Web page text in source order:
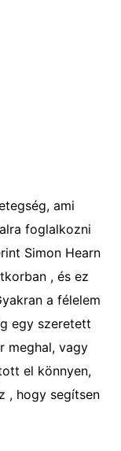
ami
foglalkozni
Simon Hearn
, és ez
a félelem
egy szeretett
meghal, vagy
el könnyen,
, hogy segítsen